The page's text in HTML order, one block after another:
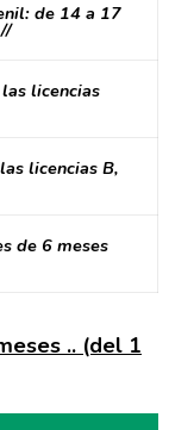
de 14 a 17
licencias
licencias B,
de 6 meses
.. (del 1